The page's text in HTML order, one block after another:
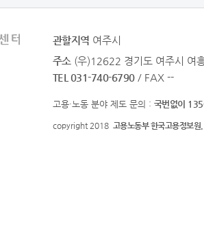
관할지역 여주시
주소 (우)12622 경기도 여주시 여
TEL 031-740-6790 / FAX --
고용·노동 분야 제도 문의 : 국번없이
copyright 2018 고용노동부 한국고용정보원.